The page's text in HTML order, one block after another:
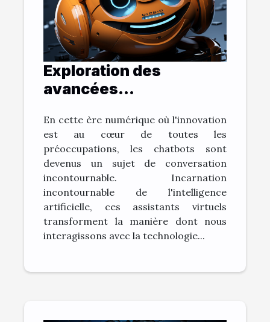
Exploration des
avancées
L'évolution des
chatbots
En cette ère numérique où l'innovation
est au cœur de toutes les
préoccupations, les chatbots sont
devenus un sujet de conversation
incontournable. Incarnation
incontournable de l'intelligence
artificielle, ces assistants virtuels
transforment la manière dont nous
interagissons avec la technologie...